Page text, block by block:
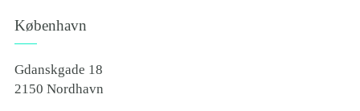
København
Gdanskgade 18
2150 Nordhavn